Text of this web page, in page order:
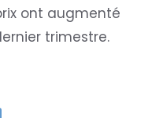
ont augmenté
trimestre.